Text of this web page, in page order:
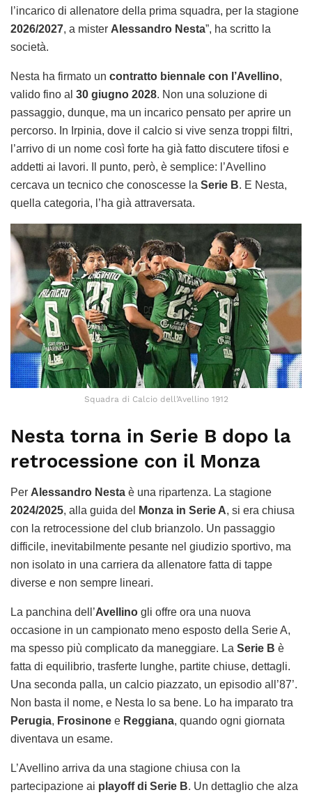
l’incarico di allenatore della prima squadra, per la stagione
2026/2027, a mister Alessandro Nesta”, ha scritto la
società.
Nesta ha firmato un contratto biennale con l’Avellino,
valido fino al 30 giugno 2028. Non una soluzione di
passaggio, dunque, ma un incarico pensato per aprire un
percorso. In Irpinia, dove il calcio si vive senza troppi filtri,
l’arrivo di un nome così forte ha già fatto discutere tifosi e
addetti ai lavori. Il punto, però, è semplice: l’Avellino
cercava un tecnico che conoscesse la Serie B. E Nesta,
quella categoria, l’ha già attraversata.
Squadra di Calcio dell’Avellino 1912
Nesta torna in Serie B dopo la
retrocessione con il Monza
Per Alessandro Nesta è una ripartenza. La stagione
2024/2025, alla guida del Monza in Serie A, si era chiusa
con la retrocessione del club brianzolo. Un passaggio
difficile, inevitabilmente pesante nel giudizio sportivo, ma
non isolato in una carriera da allenatore fatta di tappe
diverse e non sempre lineari.
La panchina dell’Avellino gli offre ora una nuova
occasione in un campionato meno esposto della Serie A,
ma spesso più complicato da maneggiare. La Serie B è
fatta di equilibrio, trasferte lunghe, partite chiuse, dettagli.
Una seconda palla, un calcio piazzato, un episodio all’87’.
Non basta il nome, e Nesta lo sa bene. Lo ha imparato tra
Perugia, Frosinone e Reggiana, quando ogni giornata
diventava un esame.
L’Avellino arriva da una stagione chiusa con la
partecipazione ai playoff di Serie B. Un dettaglio che alza